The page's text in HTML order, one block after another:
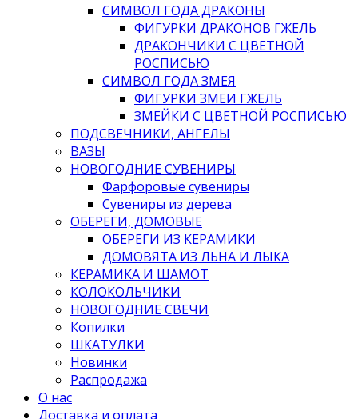
СИМВОЛ ГОДА ДРАКОНЫ
ФИГУРКИ ДРАКОНОВ ГЖЕЛЬ
ДРАКОНЧИКИ С ЦВЕТНОЙ
РОСПИСЬЮ
СИМВОЛ ГОДА ЗМЕЯ
ФИГУРКИ ЗМЕИ ГЖЕЛЬ
ЗМЕЙКИ С ЦВЕТНОЙ РОСПИСЬЮ
ПОДСВЕЧНИКИ, АНГЕЛЫ
ВАЗЫ
НОВОГОДНИЕ СУВЕНИРЫ
Фарфоровые сувениры
Сувениры из дерева
ОБЕРЕГИ, ДОМОВЫЕ
ОБЕРЕГИ ИЗ КЕРАМИКИ
ДОМОВЯТА ИЗ ЛЬНА И ЛЫКА
КЕРАМИКА И ШАМОТ
КОЛОКОЛЬЧИКИ
НОВОГОДНИЕ СВЕЧИ
Копилки
ШКАТУЛКИ
Новинки
Распродажа
О нас
Доставка и оплата